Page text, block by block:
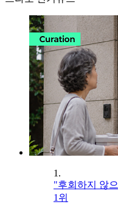
1.
"후회하지 않
1위